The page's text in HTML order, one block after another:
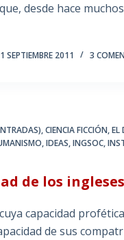
desde hace
1 SEPTIEMBRE 2011 3
,CIENCIA FICCIÓN,EL
,IDEAS,INGSOC,
de los
capacidad
de sus